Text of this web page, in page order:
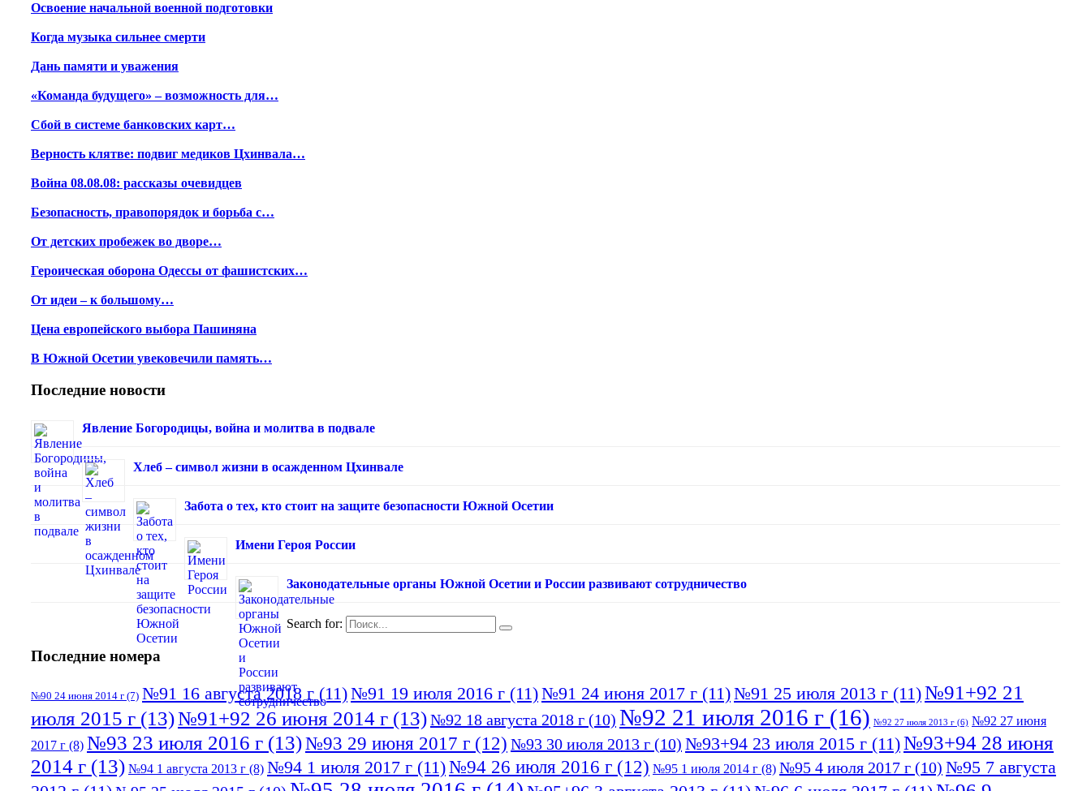
Освоение начальной военной подготовки
Когда музыка сильнее смерти
Дань памяти и уважения
«Команда будущего» – возможность для…
Сбой в системе банковских карт…
Верность клятве: подвиг медиков Цхинвала…
Война 08.08.08: рассказы очевидцев
Безопасность, правопорядок и борьба с…
От детских пробежек во дворе…
Героическая оборона Одессы от фашистских…
От идеи – к большому…
Цена европейского выбора Пашиняна
В Южной Осетии увековечили память…
Последние новости
Явление Богородицы, война и молитва в подвале
Хлеб – символ жизни в осажденном Цхинвале
Забота о тех, кто стоит на защите безопасности Южной Осетии
Имени Героя России
Законодательные органы Южной Осетии и России развивают сотрудничество
Search for:
Последние номера
№90 24 июня 2014 г (7) №91 16 августа 2018 г (11)№91 19 июля 2016 г (11)№91 24 июня 2017 г (11)№91 25 июля 2013 г (11)№91+92 21
июля 2015 г (13)№91+92 26 июня 2014 г (13)№92 18 августа 2018 г (10) №92 21 июля 2016 г (16) №92 27 июля 2013 г (6) №92 27 июня
2017 г (8) №93 23 июля 2016 г (13)№93 29 июня 2017 г (12) №93 30 июля 2013 г (10) №93+94 23 июля 2015 г (11)№93+94 28 июня
2014 г (13) №94 1 августа 2013 г (8) №94 1 июля 2017 г (11)№94 26 июля 2016 г (12) №95 1 июля 2014 г (8) №95 4 июля 2017 г (10) №95 7 августа